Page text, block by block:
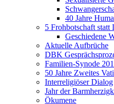
40 Jahre
5 Frohbotschaft statt
Geschiedene
Aktuelle Aufbrüche
DBK
Familien-Synode
50 Jahre Zweites
Interreligiöser Dialog
Jahr der
Ökumene